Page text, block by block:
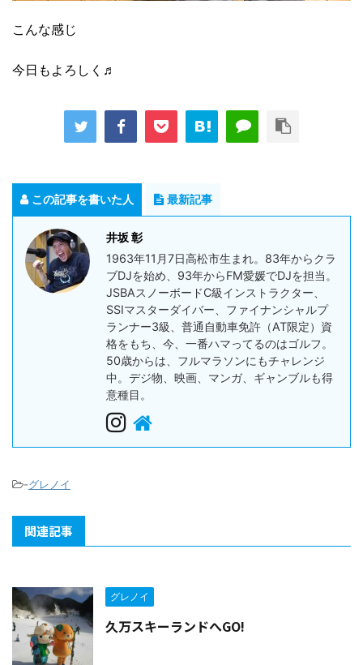
こんな感じ
今日もよろしく♬
この記事を書いた人 最新記事
井坂 彰
1963年11月7日高松市生まれ。83年からクラ
ブDJを始め、93年からFM愛媛でDJを担当。
JSBAスノーボードC級インストラクター、
SSIマスターダイバー、ファイナンシャルプ
ランナー3級、普通自動車免許（AT限定）資
格をもち、今、一番ハマってるのはゴルフ。
50歳からは、フルマラソンにもチャレンジ
中。デジ物、映画、マンガ、ギャンブルも得
意種目。
-グレノイ
関連記事
グレノイ
久万スキーランドへGO!